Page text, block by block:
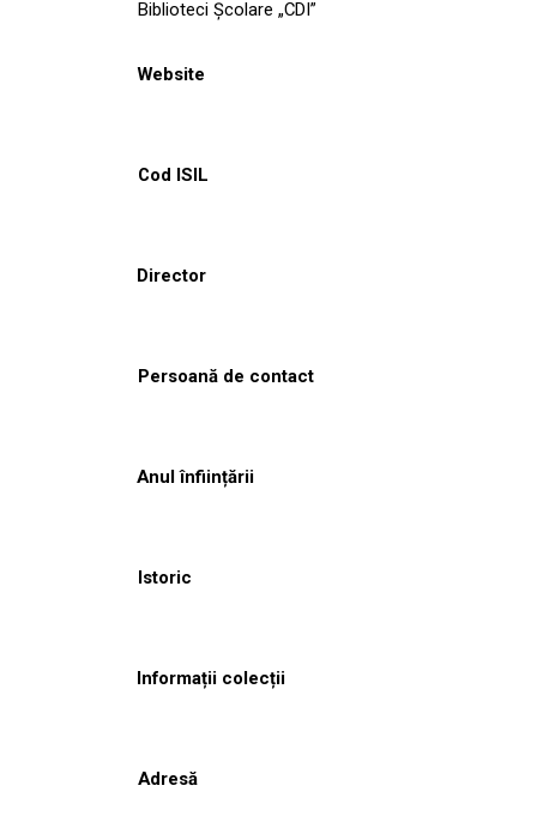
Biblioteci Școlare „CDI”
Website
Cod ISIL
Director
Persoană de contact
Anul înființării
Istoric
Informații colecții
Adresă